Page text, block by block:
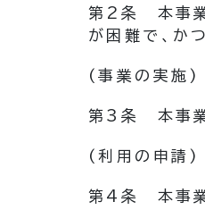
第2条
本事
が困難で、か
(事業の実施)
第3条 本事
(利用の申請)
第4条 本事